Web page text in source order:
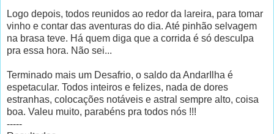
Logo depois, todos reunidos ao redor da lareira, para tomar
vinho e contar das aventuras do dia. Até pinhão selvagem
na brasa teve. Há quem diga que a corrida é só desculpa
pra essa hora. Não sei...
Terminado mais um Desafrio, o saldo da AndarIlha é
espetacular. Todos inteiros e felizes, nada de dores
estranhas, colocações notáveis e astral sempre alto, coisa
boa. Valeu muito, parabéns pra todos nós !!!
-----